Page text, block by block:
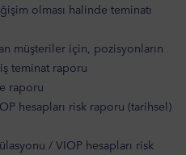
olması halinde teminatı
müşteriler için, pozisyonların
teminat raporu
raporu
hesapları risk raporu (tarihsel)
/ VIOP hesapları risk